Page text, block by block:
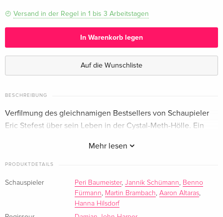
Versand in der Regel in 1 bis 3 Arbeitstagen
In Warenkorb legen
Auf die Wunschliste
BESCHREIBUNG
Mehr lesen
Verfilmung des gleichnamigen Bestsellers von Schaupieler
Eric Stefest über sein Leben in der Cystal-Meth-Hölle. Ein
PRODUKTDETAILS
Schauspieler Peri Baumeister, Jannik Schümann, Benno
Fürmann, Martin Brambach, Aaron Altaras,
Hanna Hilsdorf